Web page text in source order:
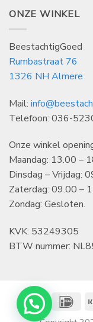
ONZE WINKEL
BeestachtigGoed
Rumbastraat 76
1326 NH Almere
Mail:
Telefoon: 036-
Onze winkel
Maandag: 13.00 –
Dinsdag – Vrijdag:
Zaterdag: 09.00 –
Zondag: Gesloten.
KVK: 53249305
BTW nummer: